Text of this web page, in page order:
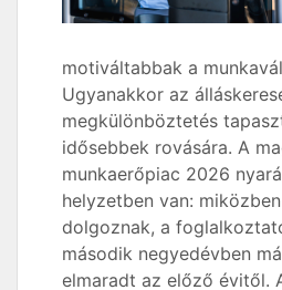
motiváltabbak a
Ugyanakkor az
megkülönböztetés
idősebbek rovására. A
munkaerőpiac 2026
helyzetben van:
dolgoznak, a
második negyedévben
elmaradt az előző évitől.